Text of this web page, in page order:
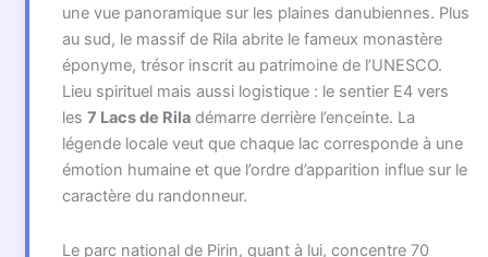
une vue panoramique sur les plaines danubiennes. Plus
au sud, le massif de Rila abrite le fameux monastère
éponyme, trésor inscrit au patrimoine de l’UNESCO.
Lieu spirituel mais aussi logistique : le sentier E4 vers
les 7 Lacs de Riladémarre derrière l’enceinte. La
légende locale veut que chaque lac corresponde à une
émotion humaine et que l’ordre d’apparition influe sur le
caractère du randonneur.
Le parc national de Pirin, quant à lui, concentre 70